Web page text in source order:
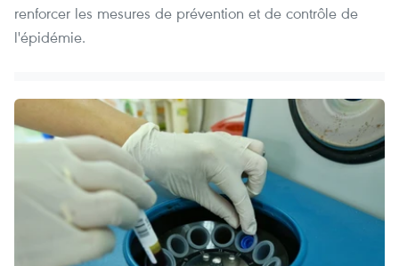
renforcer les mesures de prévention et de contrôle de
l'épidémie.